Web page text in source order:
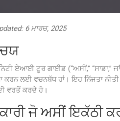
6 ਮਾਰਚ, 2025
ਏਆਈ ਟੂਰ ਗਾਈਡ (“ਅਸੀਂ,” “ਸਾਡਾ,”
ਲਈ ਵਚਨਬੱਧ ਹਾਂ। ਇਹ ਨਿੱਜਤਾ
ਵਰਤੋਂ ਕਰਦੇ ਹੋ।
ਜੋ ਅਸੀਂ ਇਕੱਠੀ